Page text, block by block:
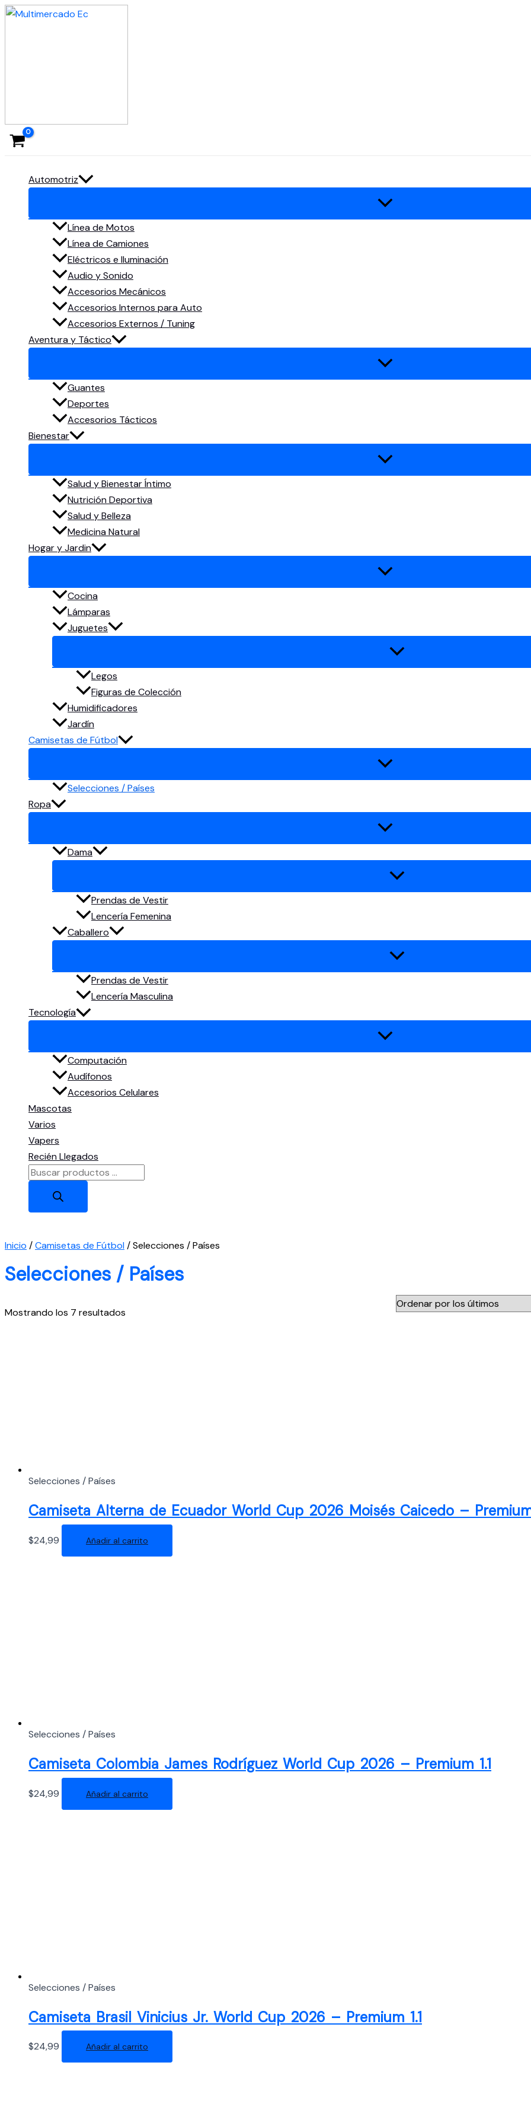
Ir
Automotriz
Línea de Motos
Línea de Camiones
Eléctricos e Iluminación
Audio y Sonido
Accesorios Mecánicos
Accesorios Internos para Auto
Accesorios Externos / Tuning
Aventura y Táctico
Guantes
Deportes
Accesorios Tácticos
Bienestar
Salud y Bienestar Íntimo
Nutrición Deportiva
Salud y Belleza
Medicina Natural
Hogar y Jardin
Cocina
Lámparas
Juguetes
Legos
Figuras de Colección
Humidificadores
Jardín
Camisetas de Fútbol
Selecciones / Países
Ropa
Dama
Prendas de Vestir
Lencería Femenina
Caballero
Prendas de Vestir
Lencería Masculina
Tecnología
Computación
Audífonos
Accesorios Celulares
Mascotas
Varios
Vapers
Recién Llegados
Búsqueda
productos
Inicio /Camisetas de Fútbol/ Selecciones / Países
Selecciones / Países
Mostrando los 7 resultados
Selecciones / Países
Camiseta Alterna de Ecuador World Cup 2026 Moisés Caicedo – Premium
$24,99 Añadir al carrito
Selecciones / Países
Camiseta Colombia James Rodríguez World Cup 2026 – Premium 1.1
$24,99 Añadir al carrito
Selecciones / Países
Camiseta Brasil Vinicius Jr. World Cup 2026 – Premium 1.1
$24,99 Añadir al carrito